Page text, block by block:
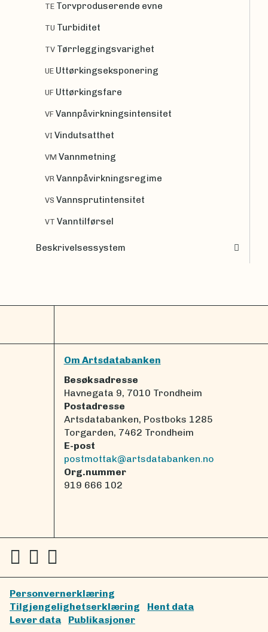
TE Torvproduserende evne
TU Turbiditet
TV Tørrleggingsvarighet
UE Uttørkingseksponering
UF Uttørkingsfare
VF Vannpåvirkningsintensitet
VI Vindutsatthet
VM Vannmetning
VR Vannpåvirkningsregime
VS Vannsprutintensitet
VT Vanntilførsel
Beskrivelsessystem
Om Artsdatabanken
Besøksadresse
Havnegata 9, 7010 Trondheim
Postadresse
Artsdatabanken, Postboks 1285
Torgarden, 7462 Trondheim
E-post
postmottak@artsdatabanken.no
Org.nummer
919 666 102
Personvernerklæring
Tilgjengelighetserklæring
Hent data
Lever data
Publikasjoner